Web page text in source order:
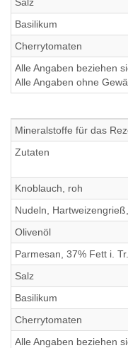
Basilikum
Cherrytomaten
Alle Angaben beziehen
Alle Angaben ohne
Mineralstoffe für das
Zutaten
Knoblauch, roh
Nudeln,
Olivenöl
Parmesan, 37% Fett i. Tr.
Salz
Basilikum
Cherrytomaten
Alle Angaben beziehen